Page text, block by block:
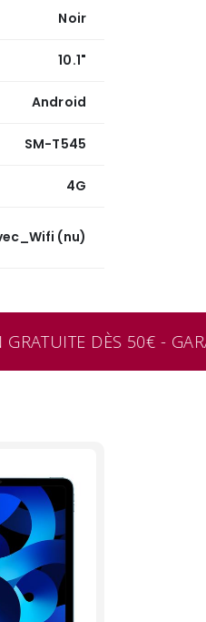
Noir
10.1"
Android
SM-T545
4G
(nu)
DÈS 50€ -